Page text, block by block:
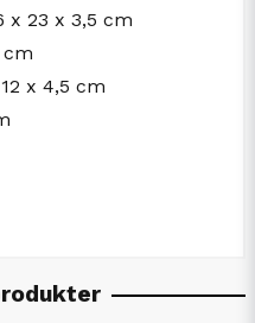
x 23 x 3,5 cm
cm
x 4,5 cm